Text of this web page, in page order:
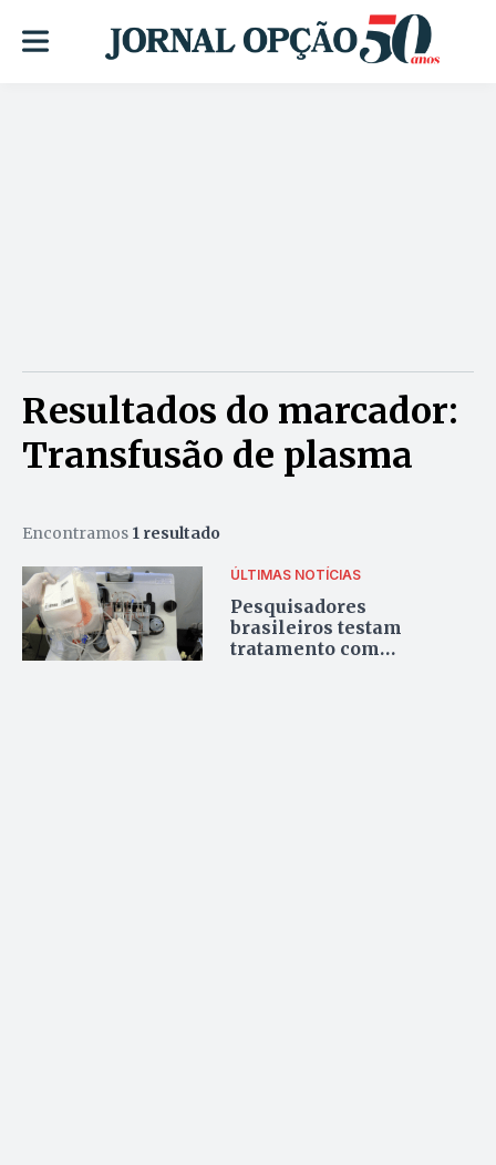
Resultados do marcador:
Transfusão de plasma
Encontramos 1 resultado
ÚLTIMAS NOTÍCIAS
Pesquisadores
brasileiros testam
tratamento com